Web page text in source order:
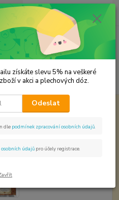
Menu
Hledat
ks
za 0,00 Kč
Nasi Goreng
získáte slevu 5% na veškeré
v akci a plechových dóz.
Odeslat
dle podmínek zpracování osobních údajů
údajů pro účely registrace.